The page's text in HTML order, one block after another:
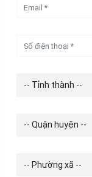
-- Tỉnh thành --
-- Quận huyện --
-- Phường xã --